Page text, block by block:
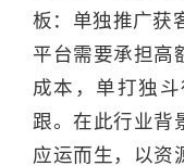
板：单独推广获
平台需要承担高
成本，单打独
跟。在此行业背
应运而生，以资